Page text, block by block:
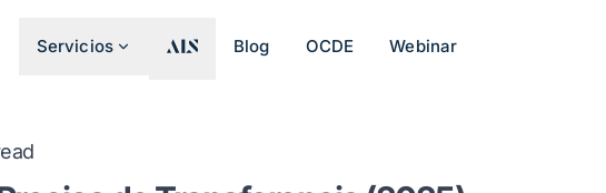
Servicios Blog OCDE Webinar